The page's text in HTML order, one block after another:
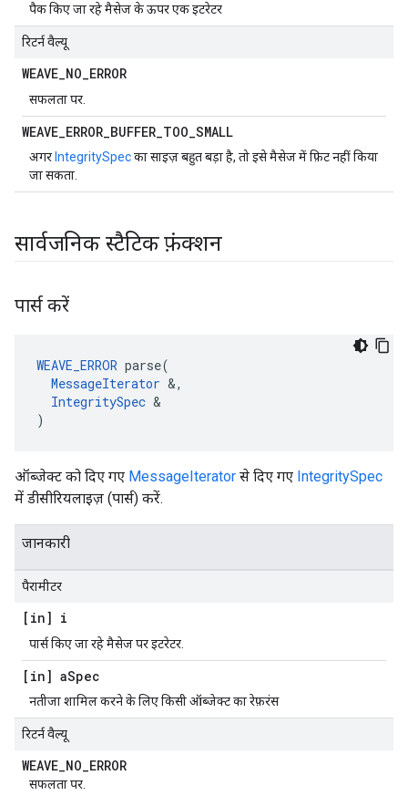
पैक किए जा रहे मैसेज के ऊपर एक इटरेटर
रिटर्न वैल्यू
WEAVE_NO_ERROR
सफलता पर.
WEAVE_ERROR_BUFFER_TOO_SMALL
अगर IntegritySpecका साइज़ बहुत बड़ा है, तो इसे मैसेज में फ़िट नहीं किया
जा सकता.
सार्वजनिक स्टैटिक फ़ंक्शन
पार्स करें
WEAVE_ERROR parse(
MessageIterator &,
IntegritySpec &
)
ऑब्जेक्ट को दिए गए MessageIterator से दिए गए IntegritySpec
में डीसीरियलाइज़ (पार्स) करें.
जानकारी
पैरामीटर
[in] i
पार्स किए जा रहे मैसेज पर इटरेटर.
[in] aSpec
नतीजा शामिल करने के लिए किसी ऑब्जेक्ट का रेफ़रंस
रिटर्न वैल्यू
WEAVE_NO_ERROR
सफलता पर.